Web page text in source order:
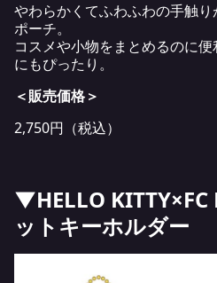
やわらかくてふわふわの手触
ポーチ。
コスメや小物をまとめるのに
にもぴったり。
＜販売価格＞
2,750円（税込）
▼HELLO KITTY×FC
ットキーホルダー